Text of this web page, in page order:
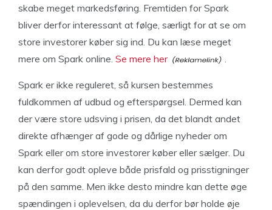
skabe meget markedsføring. Fremtiden for Spark
bliver derfor interessant at følge, særligt for at se om
store investorer køber sig ind. Du kan læse meget
mere om Spark online. Se mere her .
Spark er ikke reguleret, så kursen bestemmes
fuldkommen af udbud og efterspørgsel. Dermed kan
der være store udsving i prisen, da det blandt andet
direkte afhænger af gode og dårlige nyheder om
Spark eller om store investorer køber eller sælger. Du
kan derfor godt opleve både prisfald og prisstigninger
på den samme. Men ikke desto mindre kan dette øge
spændingen i oplevelsen, da du derfor bør holde øje